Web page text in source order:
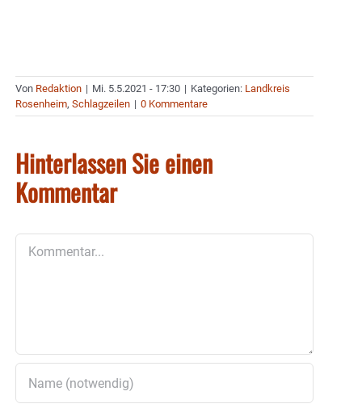
Von Redaktion | Mi. 5.5.2021 - 17:30 | Kategorien: Landkreis
Rosenheim, Schlagzeilen | 0 Kommentare
Hinterlassen Sie einen
Kommentar